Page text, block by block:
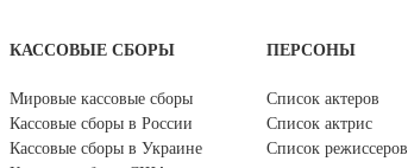
КАССОВЫЕ СБОРЫ
Мировые кассовые сборы
Кассовые сборы в России
Кассовые сборы в Украине
ПЕРСОНЫ
Список актеров
Список актрис
Список режиссеров